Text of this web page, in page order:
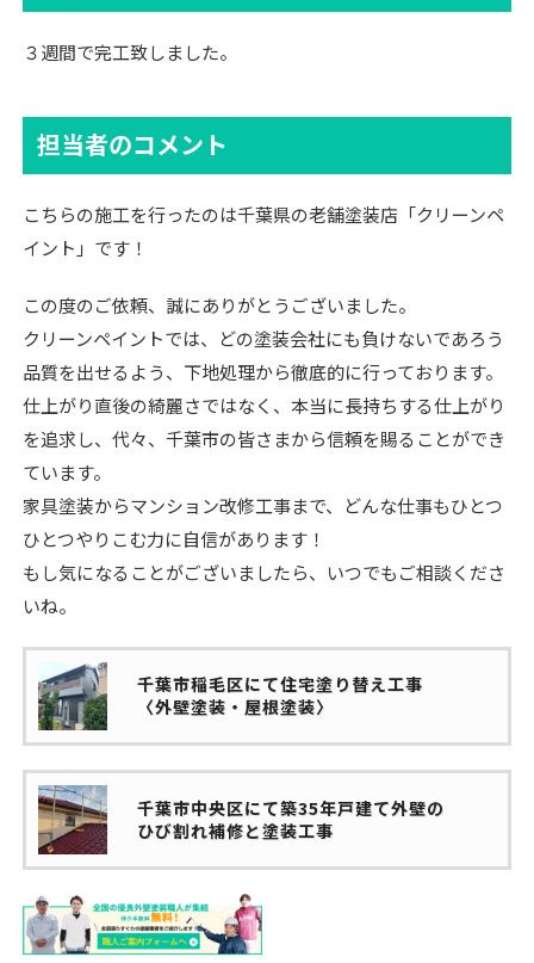
３週間で完工致しました。
担当者のコメント
こちらの施工を行ったのは千葉県の老舗塗装店「クリーンペ
イント」です！
この度のご依頼、誠にありがとうございました。
クリーンペイントでは、どの塗装会社にも負けないであろう
品質を出せるよう、下地処理から徹底的に行っております。
仕上がり直後の綺麗さではなく、本当に長持ちする仕上がり
を追求し、代々、千葉市の皆さまから信頼を賜ることができ
ています。
家具塗装からマンション改修工事まで、どんな仕事もひとつ
ひとつやりこむ力に自信があります！
もし気になることがございましたら、いつでもご相談くださ
いね。
千葉市稲毛区にて住宅塗り替え工事
〈外壁塗装・屋根塗装〉
千葉市中央区にて築35年戸建て外壁の
ひび割れ補修と塗装工事